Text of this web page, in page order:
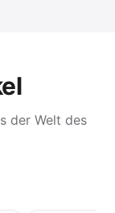
der Welt des